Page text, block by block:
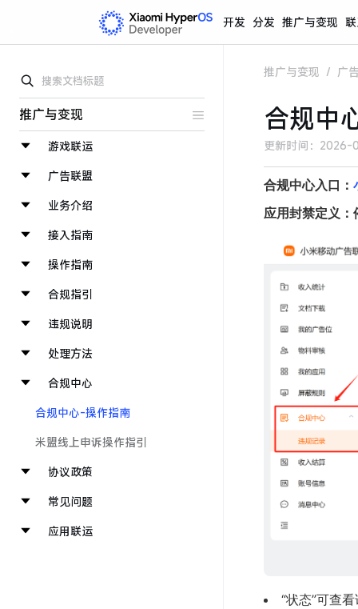
开发 分发 推广与变现
推广与变现
游戏联运
广告联盟
业务介绍
接入指南
操作指南
合规指引
违规说明
处理方法
合规中心
合规中心-操作指南
米盟线上申诉操作指引
协议政策
常见问题
应用联运
推广与变现 / 广
合规中
更新时间： 2026-
合规中心入口：
应用封禁定义：
“状态”可查